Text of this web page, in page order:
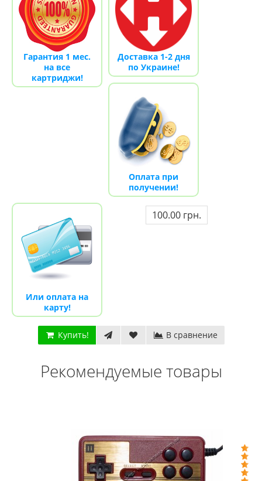
Гарантия 1 мес.
на все
картриджи!
Доставка 1-2 дня
по Украине!
Оплата при
получении!
Или оплата на
карту!
100.00 грн.
Купить! В сравнение
Рекомендуемые товары